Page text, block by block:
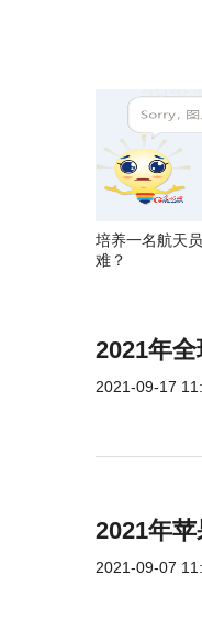
培养一名航天
难？
2021年
2021-09-17
2021年
2021-09-07